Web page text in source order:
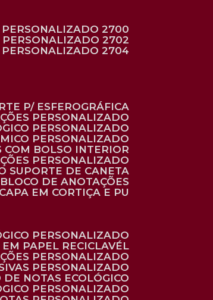
PERSONALIZADO 2700
PERSONALIZADO 2702
PERSONALIZADO 2704
P/ ESFEROGRÁFICA
PERSONALIZADO
PERSONALIZADO
PERSONALIZADO
COM BOLSO INTERIOR
PERSONALIZADO
SUPORTE DE CANETA
BLOCO DE ANOTAÇÕES
EM CORTIÇA E PU
PERSONALIZADO
EM PAPEL RECICLAVÉL
PERSONALIZADO
PERSONALIZADO
DE NOTAS ECOLÓGICO
PERSONALIZADO